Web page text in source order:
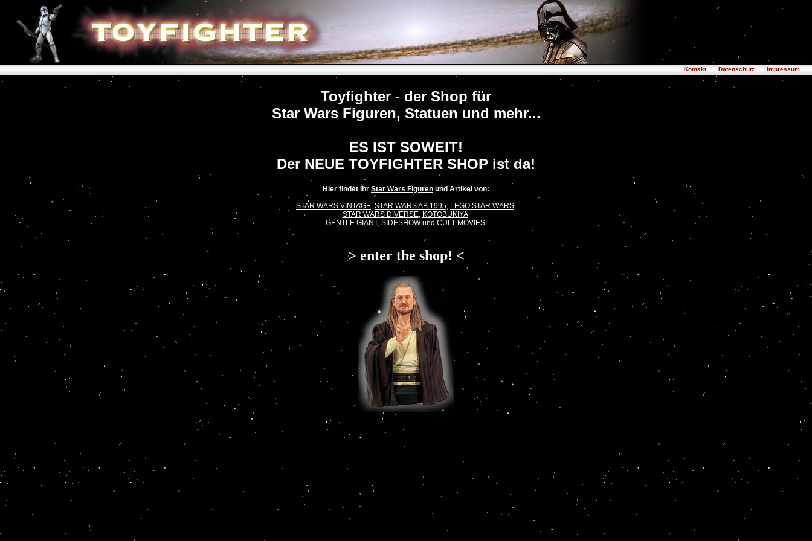
Impressum
Datenschutz
Kontakt
Toyfighter - der Shop für
Star Wars Figuren, Statuen und mehr...
ES IST SOWEIT!
Der NEUE TOYFIGHTER SHOP ist da!
Hier findet Ihr Star Wars Figuren und Artikel von:
STAR WARS VINTAGE, STAR WARS AB 1995, LEGO STAR WARS,
STAR WARS DIVERSE, KOTOBUKIYA,
GENTLE GIANT, SIDESHOWund CULT MOVIES!
> enter the shop! <